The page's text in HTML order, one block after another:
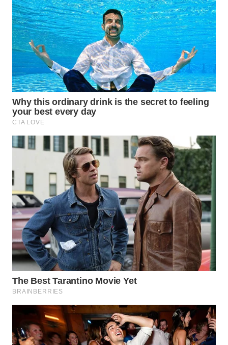
SUMEDANG
WN
CIANJUR
WN
KEPULAUAN
SERIBU
WN
TANGERANG
BINJAI
WN
CIREBON
WN
INDRAMAYU
KUNINGAN
WN
MAJALENGKA